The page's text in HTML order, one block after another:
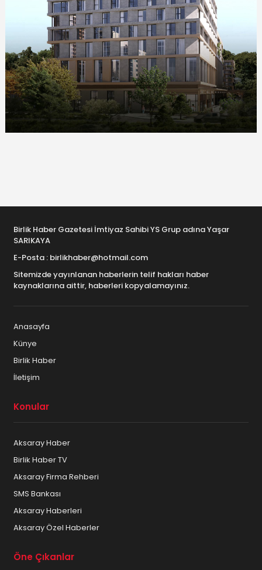
Birlik Haber Gazetesi İmtiyaz Sahibi YS Grup adına Yaşar
SARIKAYA
E-Posta : birlikhaber@hotmail.com
Sitemizde yayınlanan haberlerin telif hakları haber
kaynaklarına aittir, haberleri kopyalamayınız.
Anasayfa
Künye
Birlik Haber
İletişim
Konular
Aksaray Haber
Birlik Haber TV
Aksaray Firma Rehberi
SMS Bankası
Aksaray Haberleri
Aksaray Özel Haberler
Öne Çıkanlar